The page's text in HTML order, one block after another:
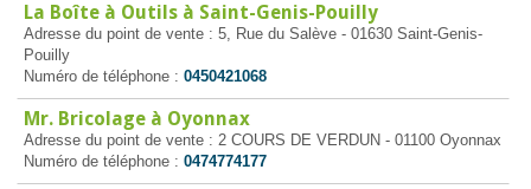
La Boîte à Outils à Saint-Genis-Pouilly
Adresse du point de vente : 5, Rue du Salève - 01630 Saint-Genis-
Pouilly
Numéro de téléphone : 0450421068
Mr. Bricolage à Oyonnax
Adresse du point de vente : 2 COURS DE VERDUN - 01100 Oyonnax
Numéro de téléphone : 0474774177